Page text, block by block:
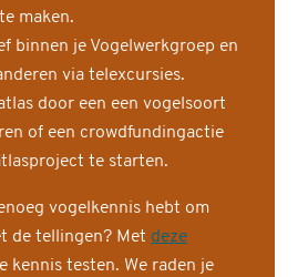
maken.
binnen je Vogelwerkgroep en
via telexcursies.
door een een vogelsoort
of een crowdfundingactie
te starten.
vogelkennis hebt om
de tellingen? Met deze
kennis testen. We raden je